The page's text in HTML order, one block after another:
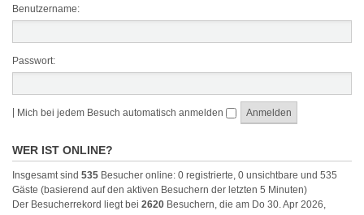
Benutzername:
Passwort:
Mich bei jedem Besuch automatisch anmelden
WER IST ONLINE?
Insgesamt sind 535 Besucher online: 0 registrierte, 0 unsichtbare und 535
Gäste (basierend auf den aktiven Besuchern der letzten 5 Minuten)
Der Besucherrekord liegt bei 2620 Besuchern, die am Do 30. Apr 2026,